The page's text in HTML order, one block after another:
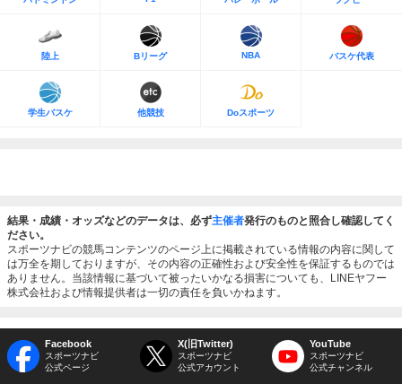
陸上 Bリーグ NBA バスケ代表
学生バスケ 他競技 Doスポーツ
結果・成績・オッズなどのデータは、必ず主催者発行のものと照合し確認してく
ださい。
スポーツナビの競馬コンテンツのページ上に掲載されている情報の内容に関して
は万全を期しておりますが、その内容の正確性および安全性を保証するものでは
ありません。当該情報に基づいて被ったいかなる損害についても、LINEヤフー
株式会社および情報提供者は一切の責任を負いかねます。
Facebook
スポーツナビ
公式ページ
X(旧Twitter)
スポーツナビ
公式アカウント
YouTube
スポーツナビ
公式チャンネル